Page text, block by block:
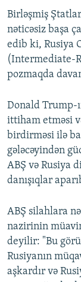
XƏBƏR
Birləşmiş
nəticəsiz başa
edib ki, Rusiya
(Intermediate-
pozmaqda
Donald Trump-
ittiham etməsi
birdirməsi ilə
gələcəyindən
ABŞ və Rusiya
danışıqlar
ABŞ silahlara
nazirinin
deyilir: "Bu
Rusiyanın
aşkardır və